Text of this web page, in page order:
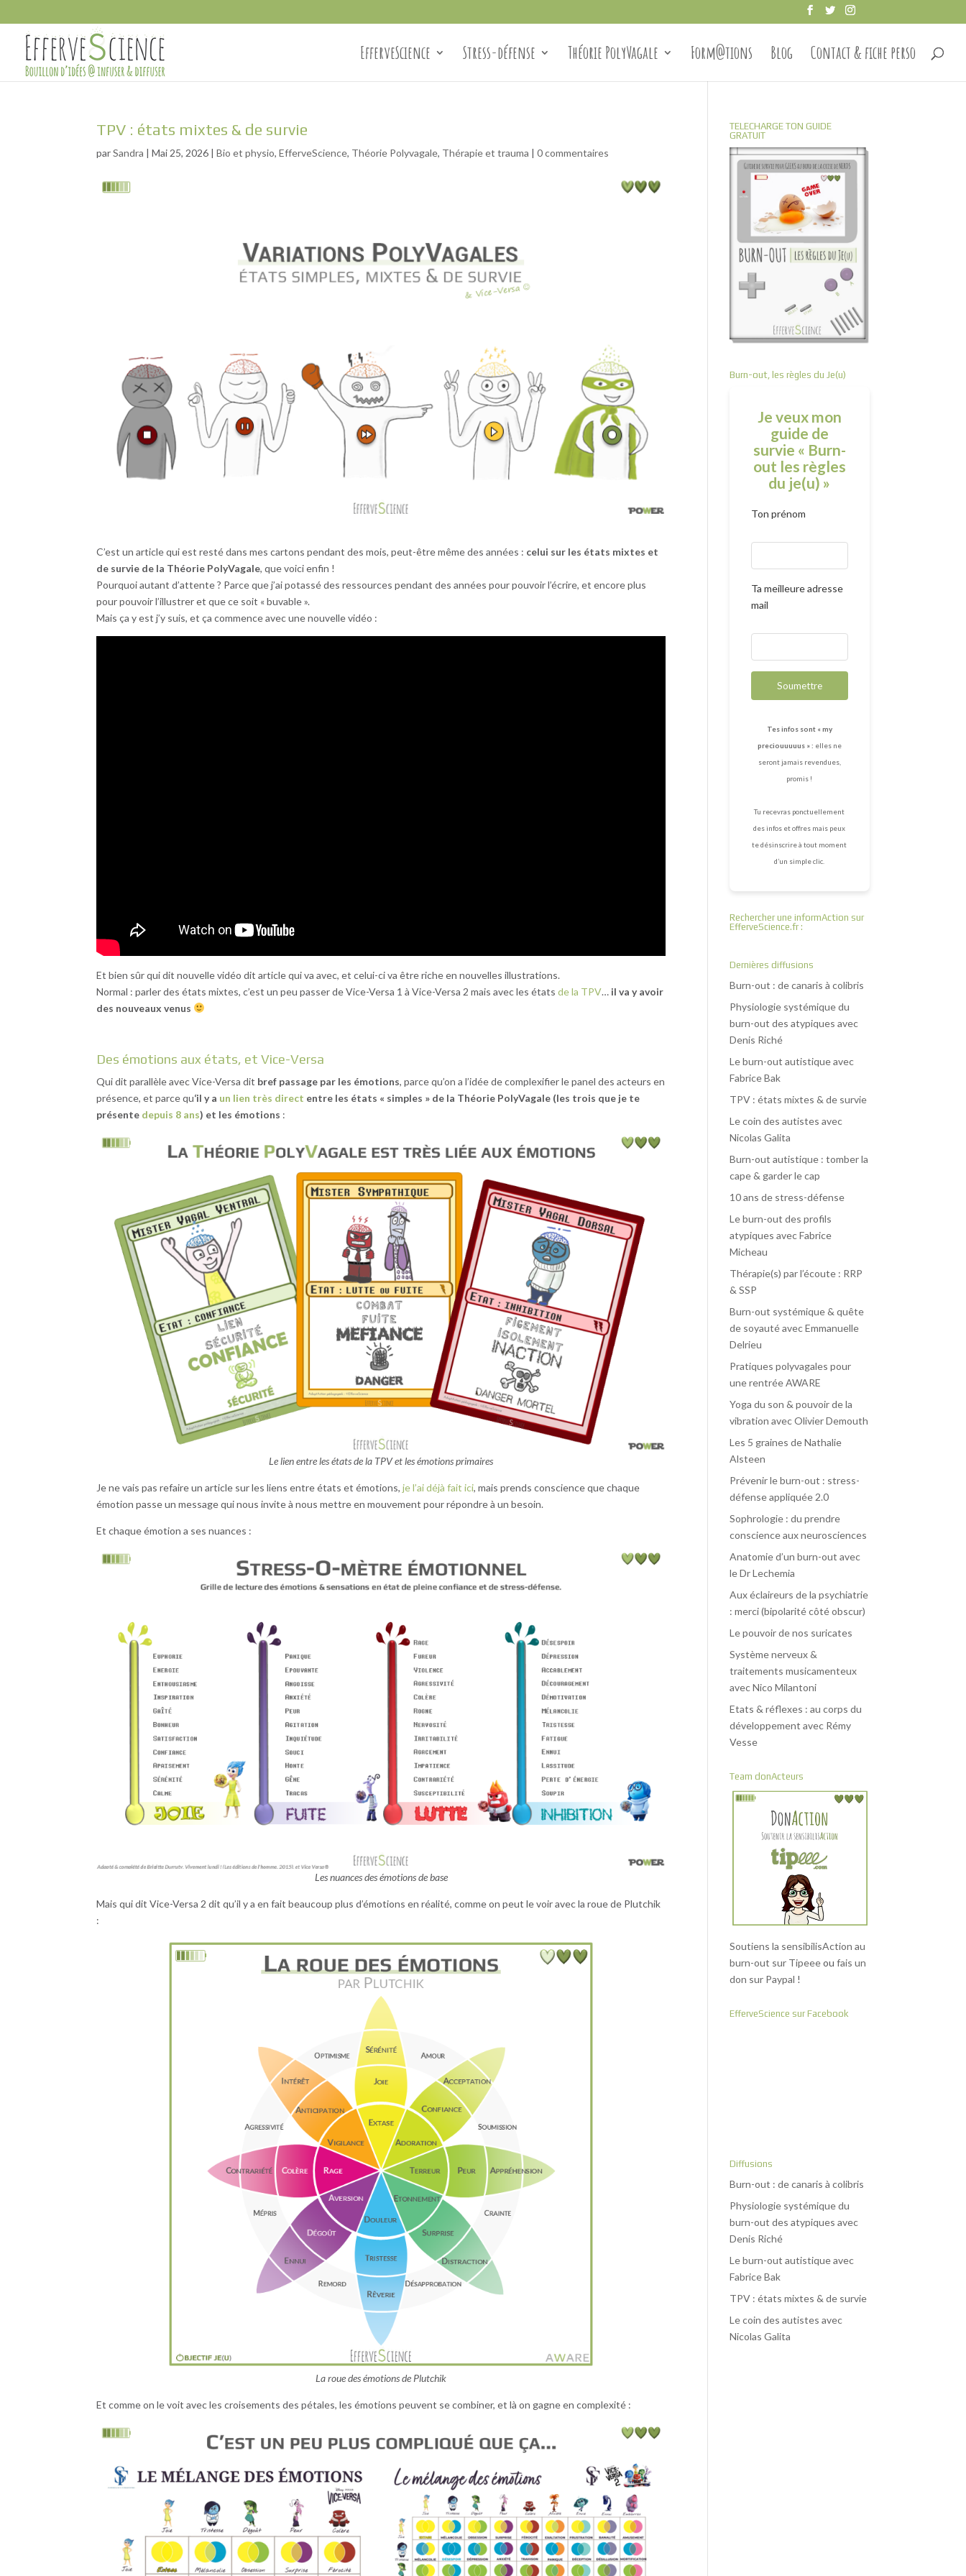
EfferveScience Stress-défense Théorie PolyVagale Form@tions Blog Contact & fiche perso
TPV : états mixtes & de survie
parSandra |Mai 25, 2026 |Bio et physio,EfferveScience, Théorie Polyvagale, Thérapie et trauma |0 commentaires
C’est un article qui est resté dans mes cartons pendant des mois, peut-être même des années : celui sur les états mixtes et
de survie de la Théorie PolyVagale, que voici enfin !
Pourquoi autant d’attente ? Parce que j’ai potassé des ressources pendant des années pour pouvoir l’écrire, et encore plus
pour pouvoir l’illustrer et que ce soit « buvable ».
Mais ça y est j’y suis, et ça commence avec une nouvelle vidéo :
Et bien sûr qui dit nouvelle vidéo dit article qui va avec, et celui-ci va être riche en nouvelles illustrations.
Normal : parler des états mixtes, c’est un peu passer de Vice-Versa 1 à Vice-Versa 2 mais avec les étatsde la TPV… il va y avoir
des nouveaux venus
Des émotions aux états, et Vice-Versa
Qui dit parallèle avec Vice-Versa dit bref passage par les émotions, parce qu’on a l’idée de complexifier le panel des acteurs en
présence, et parce qu‘il y a un lien très direct entre les états « simples » de la Théorie PolyVagale (les trois que je te
présente depuis 8 ans) et les émotions :
Le lien entre les états de la TPV et les émotions primaires
Je ne vais pas refaire un article sur les liens entre états et émotions,je l’ai déjà fait ici, mais prends conscience que chaque
émotion passe un message qui nous invite à nous mettre en mouvement pour répondre à un besoin.
Et chaque émotion a ses nuances :
Les nuances des émotions de base
Mais qui dit Vice-Versa 2 dit qu’il y a en fait beaucoup plus d’émotions en réalité, comme on peut le voir avec la roue de Plutchik
:
La roue des émotions de Plutchik
Et comme on le voit avec les croisements des pétales, les émotions peuvent se combiner, et là on gagne en complexité :
TELECHARGE TON GUIDE
GRATUIT
Burn-out, les règles du Je(u)
Je veux mon
guide de
survie « Burn-
out les règles
du je(u) »
Ton prénom
Ta meilleure adresse
mail
Soumettre
Tes infos sont « my
preciouuuuus » : elles ne
seront jamais revendues,
promis !
Tu recevras ponctuellement
des infos et offres mais peux
te désinscrire à tout moment
d’un simple clic.
Rechercher une informAction sur
EfferveScience.fr :
Dernières diffusions
Burn-out : de canaris à colibris
Physiologie systémique du
burn-out des atypiques avec
Denis Riché
Le burn-out autistique avec
Fabrice Bak
TPV : états mixtes & de survie
Le coin des autistes avec
Nicolas Galita
Burn-out autistique : tomber la
cape & garder le cap
10 ans de stress-défense
Le burn-out des profils
atypiques avec Fabrice
Micheau
Thérapie(s) par l’écoute : RRP
& SSP
Burn-out systémique & quête
de soyauté avec Emmanuelle
Delrieu
Pratiques polyvagales pour
une rentrée AWARE
Yoga du son & pouvoir de la
vibration avec Olivier Demouth
Les 5 graines de Nathalie
Alsteen
Prévenir le burn-out : stress-
défense appliquée 2.0
Sophrologie : du prendre
conscience aux neurosciences
Anatomie d’un burn-out avec
le Dr Lechemia
Aux éclaireurs de la psychiatrie
: merci (bipolarité côté obscur)
Le pouvoir de nos suricates
Système nerveux &
traitements musicamenteux
avec Nico Milantoni
Etats & réflexes : au corps du
développement avec Rémy
Vesse
Team donActeurs
Soutiens la sensibilisAction au
burn-out sur Tipeeeoufais un
don sur Paypal !
EfferveScience sur Facebook
Diffusions
Burn-out : de canaris à colibris
Physiologie systémique du
burn-out des atypiques avec
Denis Riché
Le burn-out autistique avec
Fabrice Bak
TPV : états mixtes & de survie
Le coin des autistes avec
Nicolas Galita